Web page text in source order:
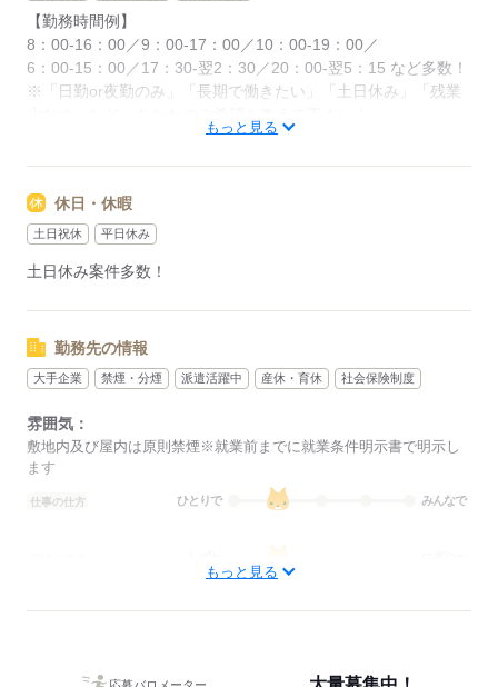
【勤務時間例】
8：00-16：00／9：00-17：00／10：00-19：00／
6：00-15：00／17：30-翌2：30／20：00-翌5：15 など多数！
※「日勤or夜勤のみ」「長期で働きたい」「土日休み」「残業
その際は、ご希望に沿う他のお仕事を並行してご案内致しま
す。
もっと見る
休日・休暇
土日祝休 平日休み
土日休み案件多数！
勤務先の情報
大手企業 禁煙・分煙 派遣活躍中 産休・育休 社会保険制度
雰囲気：
敷地内及び屋内は原則禁煙※就業前までに就業条件明示書で明示し
ます
仕事の仕方 ひとりで みんなで
もっと見る